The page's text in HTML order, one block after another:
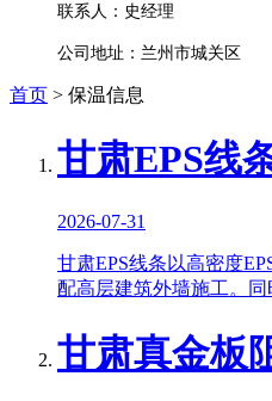
联系人：史经理
公司地址：兰州市城关区
首页 > 保温信息
甘肃EPS线
2026-07-31
甘肃EPS线条以高密度
配高层建筑外墙施工。
甘肃真金板